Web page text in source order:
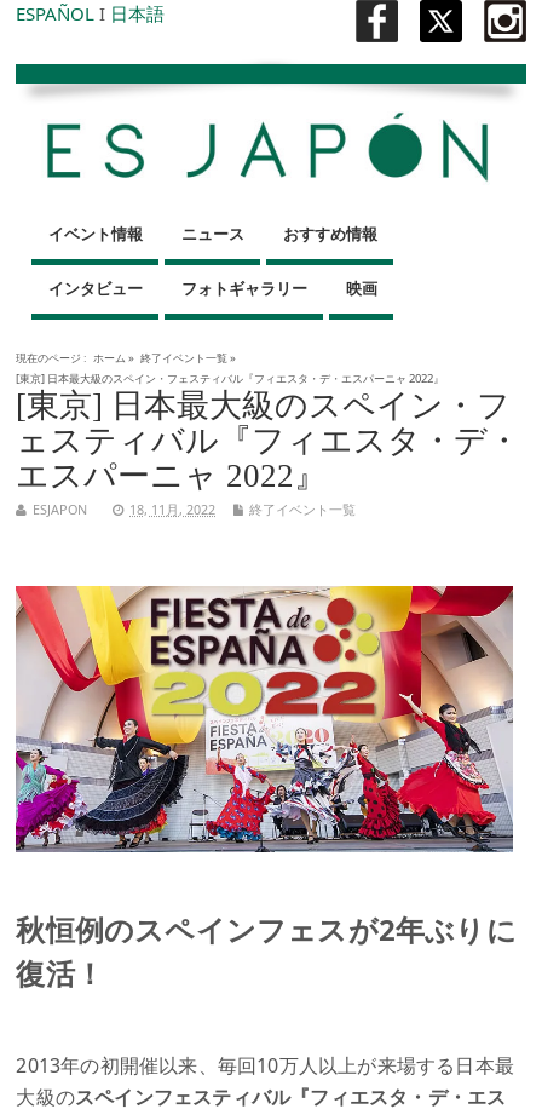
ESPAÑOL I 日本語
イベント情報 ニュース おすすめ情報
インタビュー フォトギャラリー 映画
現在のページ : ホーム » 終了イベント一覧»
[東京] 日本最大級のスペイン・フェスティバル『フィエスタ・デ・エスパーニャ 2022』
[東京] 日本最大級のスペイン・フ
ェスティバル『フィエスタ・デ・
エスパーニャ 2022』
ESJAPON 18, 11月, 2022 終了イベント一覧
秋恒例のスペインフェスが2年ぶりに
復活！
2013年の初開催以来、毎回10万人以上が来場する日本最
大級のスペインフェスティバル『フィエスタ・デ・エス